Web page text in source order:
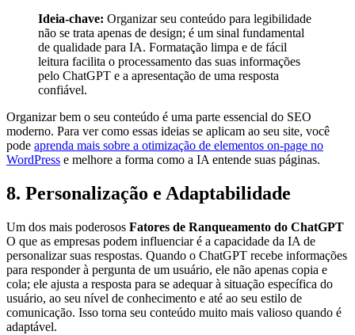
Ideia-chave: Organizar seu conteúdo para legibilidade
não se trata apenas de design; é um sinal fundamental
de qualidade para IA. Formatação limpa e de fácil
leitura facilita o processamento das suas informações
pelo ChatGPT e a apresentação de uma resposta
confiável.
Organizar bem o seu conteúdo é uma parte essencial do SEO
moderno. Para ver como essas ideias se aplicam ao seu site, você
pode aprenda mais sobre a otimização de elementos on-page no
WordPress e melhore a forma como a IA entende suas páginas.
8. Personalização e Adaptabilidade
Um dos mais poderosos Fatores de Ranqueamento do ChatGPT
O que as empresas podem influenciar é a capacidade da IA de
personalizar suas respostas. Quando o ChatGPT recebe informações
para responder à pergunta de um usuário, ele não apenas copia e
cola; ele ajusta a resposta para se adequar à situação específica do
usuário, ao seu nível de conhecimento e até ao seu estilo de
comunicação. Isso torna seu conteúdo muito mais valioso quando é
adaptável.